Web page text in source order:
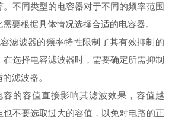
不同类型的电容器对于不同的频率范围
要根据具体情况选择合适的电容器。
滤波器的频率特性限制了其有效抑制的
选择电容滤波器时，需要确定所需抑制
滤波器。
的容值直接影响其滤波效果，容值越
不要选取过大的容值，以免对电路的正